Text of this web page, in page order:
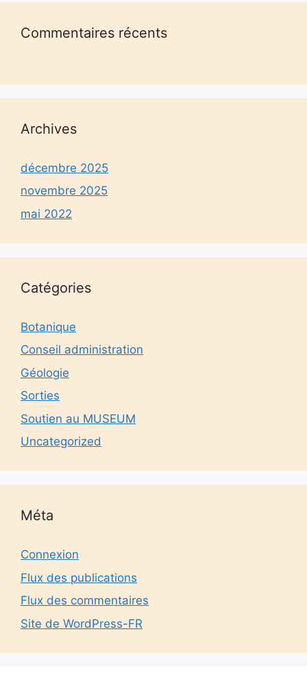
Commentaires récents
Archives
décembre 2025
novembre 2025
mai 2022
Catégories
Botanique
Conseil administration
Géologie
Sorties
Soutien au MUSEUM
Uncategorized
Méta
Connexion
Flux des publications
Flux des commentaires
Site de WordPress-FR